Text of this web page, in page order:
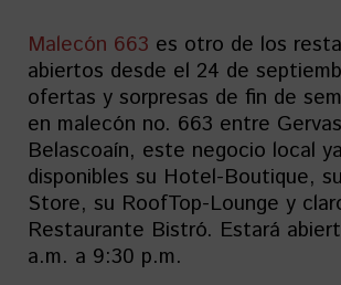
Malecón 663 es otro de los
abiertos desde el 24 de
ofertas y sorpresas de fin de
en malecón no. 663 entre
Belascoaín, este negocio local
disponibles su Hotel-Boutique,
Store, su RoofTop-Lounge y
Restaurante Bistró. Estará
a.m. a 9:30 p.m.